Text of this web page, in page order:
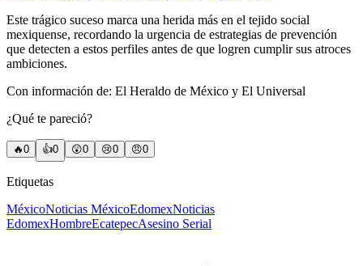
Este trágico suceso marca una herida más en el tejido social
mexiquense, recordando la urgencia de estrategias de prevención
que detecten a estos perfiles antes de que logren cumplir sus atroces
ambiciones.
Con información de: El Heraldo de México y El Universal
¿Qué te pareció?
🔥0 👍0 😲0 😢0 😠0
Etiquetas
MéxicoNoticias MéxicoEdomexNoticias
EdomexHombreEcatepecAsesino Serial